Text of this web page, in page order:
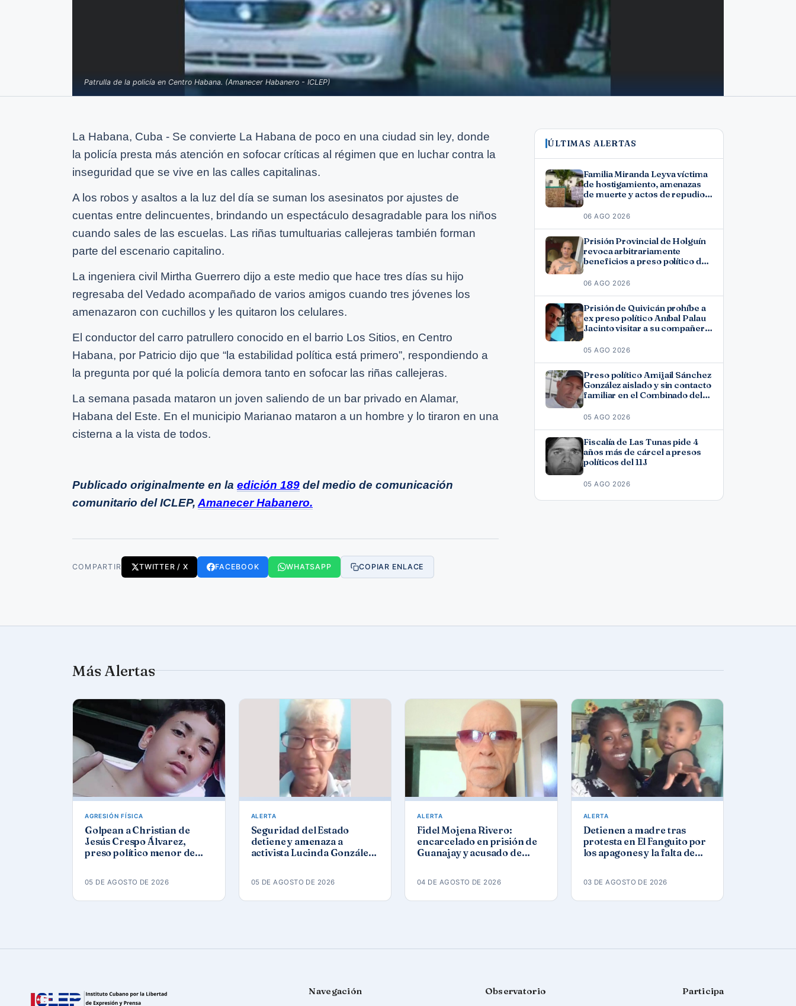
Patrulla de la policía en Centro Habana. (Amanecer Habanero - ICLEP)
La Habana, Cuba - Se convierte La Habana de poco en una ciudad sin ley, donde
la policía presta más atención en sofocar críticas al régimen que en luchar contra la
inseguridad que se vive en las calles capitalinas.
A los robos y asaltos a la luz del día se suman los asesinatos por ajustes de
cuentas entre delincuentes, brindando un espectáculo desagradable para los niños
cuando sales de las escuelas. Las riñas tumultuarias callejeras también forman
parte del escenario capitalino.
La ingeniera civil Mirtha Guerrero dijo a este medio que hace tres días su hijo
regresaba del Vedado acompañado de varios amigos cuando tres jóvenes los
amenazaron con cuchillos y les quitaron los celulares.
El conductor del carro patrullero conocido en el barrio Los Sitios, en Centro
Habana, por Patricio dijo que “la estabilidad política está primero”, respondiendo a
la pregunta por qué la policía demora tanto en sofocar las riñas callejeras.
La semana pasada mataron un joven saliendo de un bar privado en Alamar,
Habana del Este. En el municipio Marianao mataron a un hombre y lo tiraron en una
cisterna a la vista de todos.
Publicado originalmente en la edición 189 del medio de comunicación
comunitario del ICLEP, Amanecer Habanero.
COMPARTIR TWITTER / X FACEBOOK WHATSAPP COPIAR ENLACE
ÚLTIMAS ALERTAS
Familia Miranda Leyva víctima
de hostigamiento, amenazas
de muerte y actos de repudio
06 AGO 2026
Prisión Provincial de Holguín
revoca arbitrariamente
beneficios a preso político del
06 AGO 2026
Prisión de Quivicán prohíbe a
ex preso político Aníbal Palau
Jacinto visitar a su compañero
Fonseca
05 AGO 2026
Preso político Amijail Sánchez
González aislado y sin contacto
familiar en el Combinado del
05 AGO 2026
Fiscalía de Las Tunas pide 4
años más de cárcel a presos
políticos del 11J
05 AGO 2026
Más Alertas
AGRESIÓN FÍSICA
Golpean a Christian de
Jesús Crespo Álvarez,
preso político menor de
05 DE AGOSTO DE 2026
ALERTA
Seguridad del Estado
detiene y amenaza a
activista Lucinda González
05 DE AGOSTO DE 2026
ALERTA
Fidel Mojena Rivero:
encarcelado en prisión de
Guanajay y acusado de
04 DE AGOSTO DE 2026
ALERTA
Detienen a madre tras
protesta en El Fanguito por
los apagones y la falta de
03 DE AGOSTO DE 2026
Navegación Observatorio Participa